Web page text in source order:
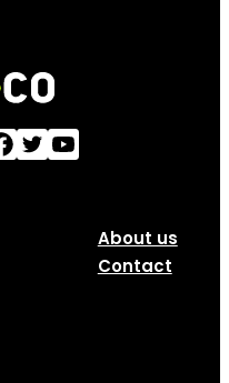
About us
Contact